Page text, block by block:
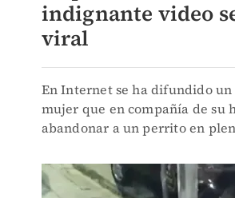
indignante video
viral
En Internet se ha difundido
mujer que en compañía de su
abandonar a un perrito en